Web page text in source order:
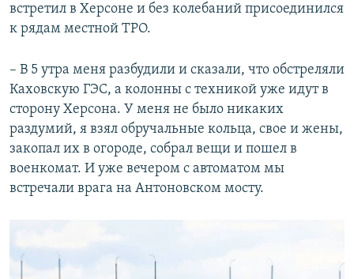
встретил в Херсоне и без колебаний присоединился
к рядам местной ТРО.
– В 5 утра меня разбудили и сказали, что обстреляли
Каховскую ГЭС, а колонны с техникой уже идут в
сторону Херсона. У меня не было никаких
раздумий, я взял обручальные кольца, свое и жены,
закопал их в огороде, собрал вещи и пошел в
военкомат. И уже вечером с автоматом мы
встречали врага на Антоновском мосту.